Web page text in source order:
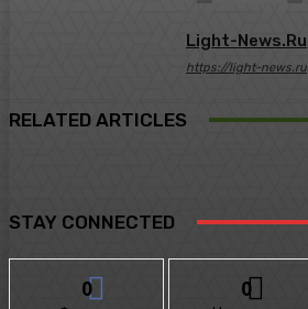
Light-News.ru
https://light-news.ru
RELATED ARTICLES
STAY CONNECTED
0 0